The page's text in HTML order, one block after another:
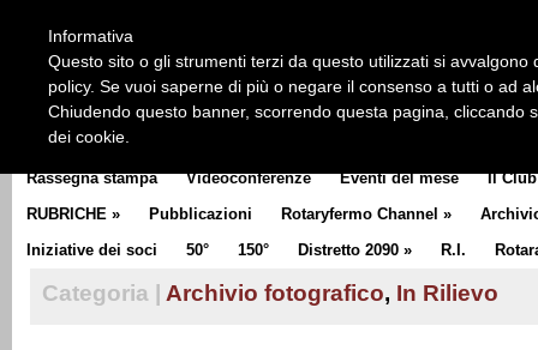
CLUB COMMUNICATOR
Rassegna stampa Videoconferenze Eventi del mese Il Club
RUBRICHE » Pubblicazioni Rotaryfermo Channel »
Iniziative dei soci
50° 150° Distretto 2090 » R.I.
Categoria | Archivio fotografico, In Rilievo
Informativa
Questo sito o gli strumenti terzi da questo utilizzati si
policy. Se vuoi saperne di più o negare il consenso a tutti o ad
Chiudendo questo banner, scorrendo questa pagina, cliccando
dei cookie.